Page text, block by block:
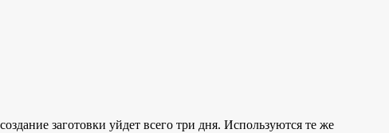
заготовки уйдет всего три дня. Используются те же